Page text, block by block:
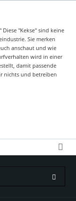
Diese "Kekse" sind keine
Sie merken
anschaut und wie
wird in einer
damit passende
nichts und betreiben